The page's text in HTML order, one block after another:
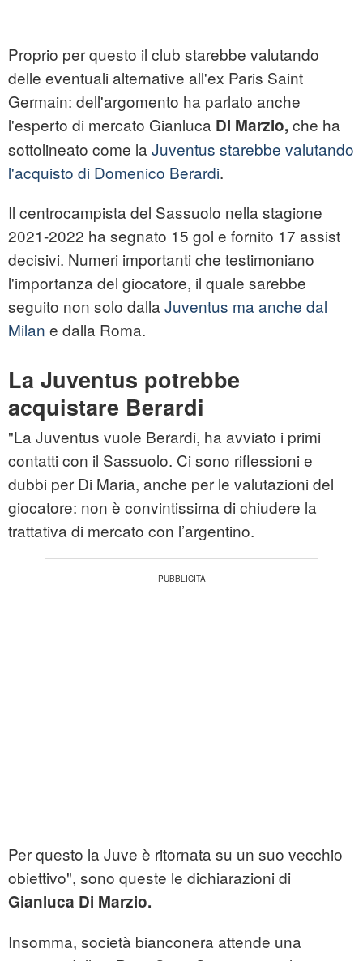
Proprio per questo il club starebbe valutando
delle eventuali alternative all'ex Paris Saint
Germain: dell'argomento ha parlato anche
l'esperto di mercato Gianluca Di Marzio, che ha
sottolineato come la Juventus starebbe valutando
l'acquisto di Domenico Berardi.
Il centrocampista del Sassuolo nella stagione
2021-2022 ha segnato 15 gol e fornito 17 assist
decisivi. Numeri importanti che testimoniano
l'importanza del giocatore, il quale sarebbe
seguito non solo dalla Juventus ma anche dal
Milan e dalla Roma.
La Juventus potrebbe
acquistare Berardi
"La Juventus vuole Berardi, ha avviato i primi
contatti con il Sassuolo. Ci sono riflessioni e
dubbi per Di Maria, anche per le valutazioni del
giocatore: non è convintissima di chiudere la
trattativa di mercato con l’argentino.
Per questo la Juve è ritornata su un suo vecchio
obiettivo", sono queste le dichiarazioni di
Gianluca Di Marzio.
Insomma, società bianconera attende una